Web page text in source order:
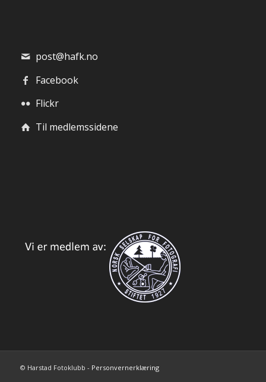
post@hafk.no
Facebook
Flickr
Til medlemssidene
© Harstad Fotoklubb - Personvernerklæring